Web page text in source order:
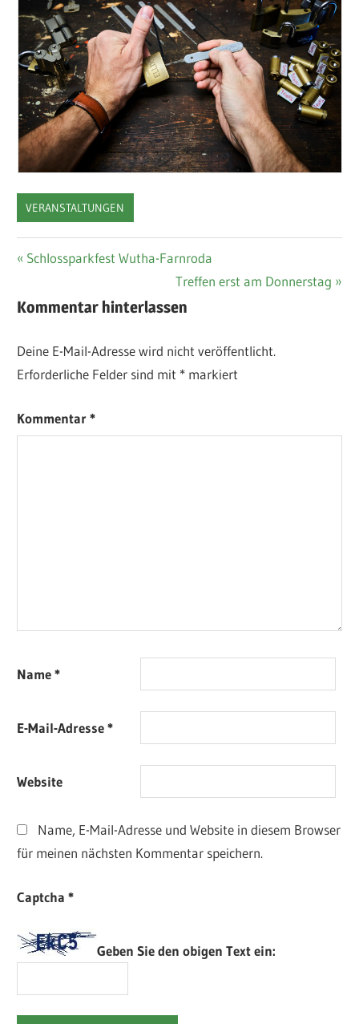
VERANSTALTUNGEN
Beitragsnavigation
Vorheriger
Schlossparkfest Wutha-Farnroda
Nächster
Beitrag:
Treffen erst am Donnerstag
Kommentar hinterlassen
Deine E-Mail-Adresse wird nicht veröffentlicht.
Erforderliche Felder sind mit * markiert
Kommentar*
Name*
E-Mail-Adresse*
Website
Name, E-Mail-Adresse und Website in diesem Browser
für meinen nächsten Kommentar speichern.
Captcha*
Geben Sie den obigen Text ein: